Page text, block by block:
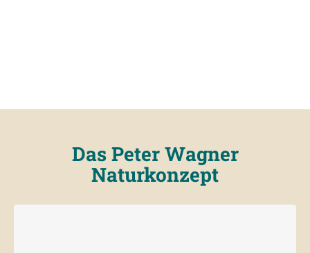
Das Peter Wagner
Naturkonzept